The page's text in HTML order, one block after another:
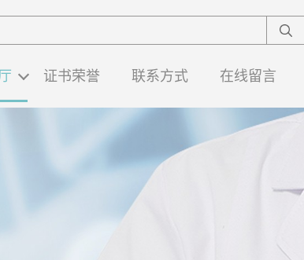
证书荣誉 联系方式 在线留言